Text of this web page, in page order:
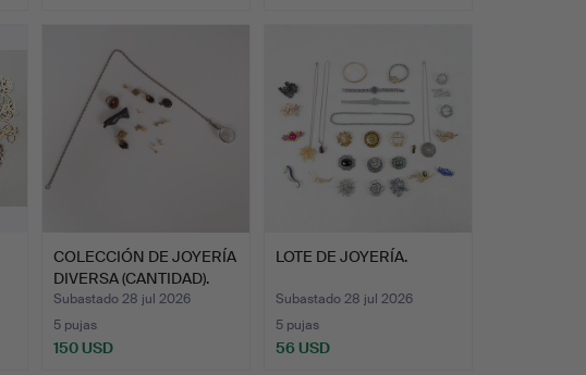
COLECCIÓN DE JOYERÍA
DIVERSA (CANTIDAD).
Subastado 28 jul 2026
5 pujas
150 USD
LOTE DE JOYERÍA.
Subastado 28 jul 2026
5 pujas
56 USD